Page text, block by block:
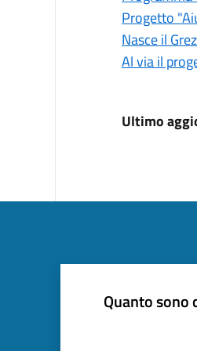
Progetto
Nasce il
Al via il
Ultimo
Quanto sono